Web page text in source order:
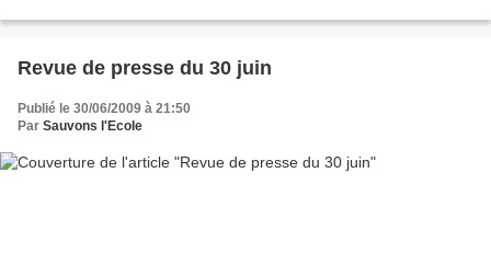
Revue de presse du 30 juin
Publié le 30/06/2009 à 21:50
Par Sauvons l'Ecole